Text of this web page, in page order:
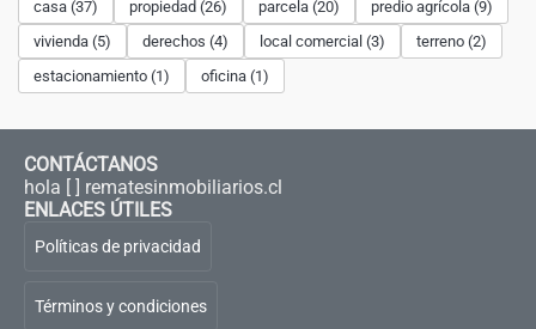
casa (37)
propiedad (26) parcela (20)
predio agrícola (9)
vivienda (5)
derechos (4) local comercial (3)
terreno (2)
estacionamiento (1)
oficina (1)
CONTÁCTANOS
hola [ ] rematesinmobiliarios.cl
ENLACES ÚTILES
Políticas de privacidad
Términos y condiciones